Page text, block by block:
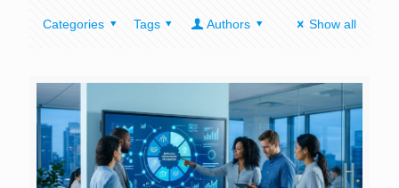
Categories Tags Authors Show all